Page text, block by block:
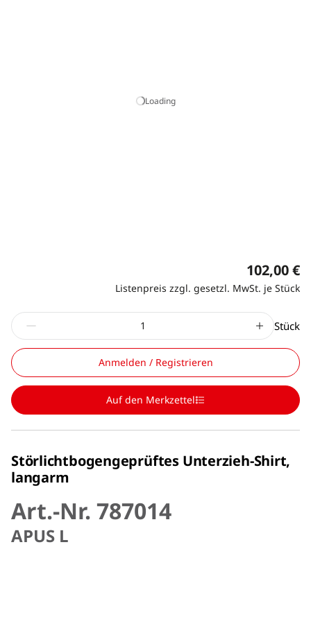
Loading
102,00 €
Listenpreis zzgl. gesetzl. MwSt. je Stück
Stück
Anmelden / Registrieren
Auf den Merkzettel
Störlichtbogengeprüftes Unterzieh-Shirt,
langarm
Art.-Nr. 787014
APUS L